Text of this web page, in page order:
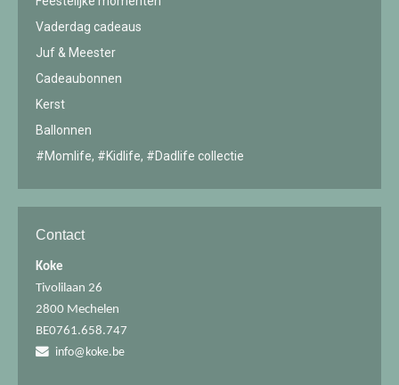
Vaderdag cadeaus
Juf & Meester
Cadeaubonnen
Kerst
Ballonnen
#Momlife, #Kidlife, #Dadlife collectie
Contact
Koke
Tivolilaan 26
2800 Mechelen
BE0761.658.747
info@koke.be